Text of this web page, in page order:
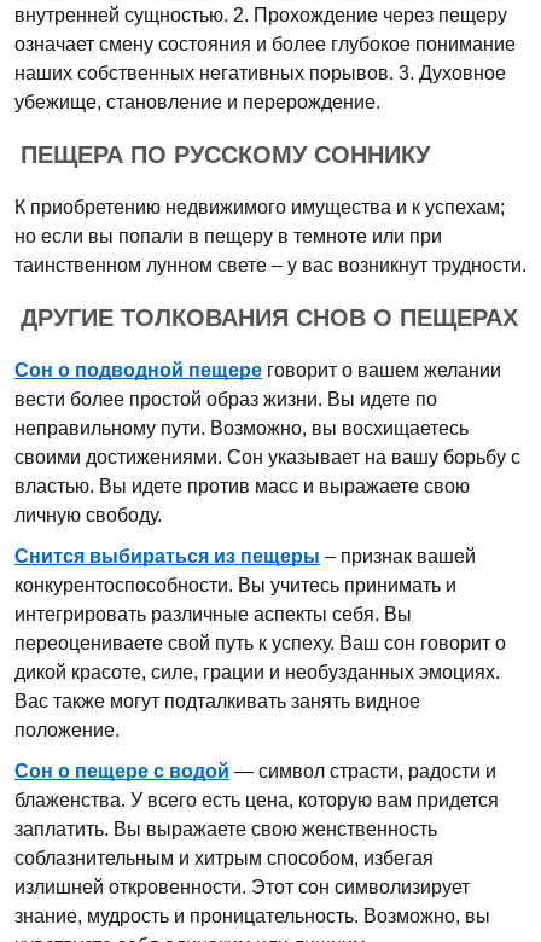
внутренней сущностью. 2. Прохождение через пещеру
означает смену состояния и более глубокое понимание
наших собственных негативных порывов. 3. Духовное
убежище, становление и перерождение.
ПЕЩЕРА ПО РУССКОМУ СОННИКУ
К приобретению недвижимого имущества и к успехам;
но если вы попали в пещеру в темноте или при
таинственном лунном свете – у вас возникнут трудности.
ДРУГИЕ ТОЛКОВАНИЯ СНОВ О ПЕЩЕРАХ
Сон о подводной пещере говорит о вашем желании
вести более простой образ жизни. Вы идете по
неправильному пути. Возможно, вы восхищаетесь
своими достижениями. Сон указывает на вашу борьбу с
властью. Вы идете против масс и выражаете свою
личную свободу.
Снится выбираться из пещеры – признак вашей
конкурентоспособности. Вы учитесь принимать и
интегрировать различные аспекты себя. Вы
переоцениваете свой путь к успеху. Ваш сон говорит о
дикой красоте, силе, грации и необузданных эмоциях.
Вас также могут подталкивать занять видное
положение.
Сон о пещере с водой — символ страсти, радости и
блаженства. У всего есть цена, которую вам придется
заплатить. Вы выражаете свою женственность
соблазнительным и хитрым способом, избегая
излишней откровенности. Этот сон символизирует
знание, мудрость и проницательность. Возможно, вы